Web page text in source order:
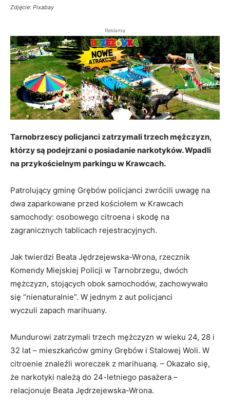
Zdjęcie: Pixabay
Reklama
Tarnobrzescy policjanci zatrzymali trzech mężczyzn,
którzy są podejrzani o posiadanie narkotyków. Wpadli
na przykościelnym parkingu w Krawcach.
Patrolujący gminę Grębów policjanci zwrócili uwagę na
dwa zaparkowane przed kościołem w Krawcach
samochody: osobowego citroena i skodę na
zagranicznych tablicach rejestracyjnych.
Jak twierdzi Beata Jędrzejewska-Wrona, rzecznik
Komendy Miejskiej Policji w Tarnobrzegu, dwóch
mężczyzn, stojących obok samochodów, zachowywało
się “nienaturalnie”. W jednym z aut policjanci
wyczuli zapach marihuany.
Mundurowi zatrzymali trzech mężczyzn w wieku 24, 28 i
32 lat – mieszkańców gminy Grębów i Stalowej Woli. W
citroenie znaleźli woreczek z marihuaną. – Okazało się,
że narkotyki należą do 24-letniego pasażera –
relacjonuje Beata Jędrzejewska-Wrona.